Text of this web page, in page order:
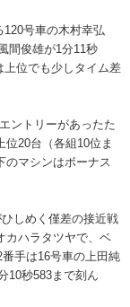
号車の木村幸弘
間俊雄が1分11秒
上位でも少しタイム差
ントリーがあったた
20台（各組10位ま
のマシンはボーナス
しめく僅差の接近戦
カハラタツヤで、ベ
手は16号車の上田純
10秒583まで刻ん